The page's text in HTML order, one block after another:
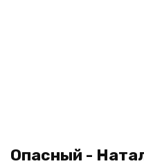
Опасный -